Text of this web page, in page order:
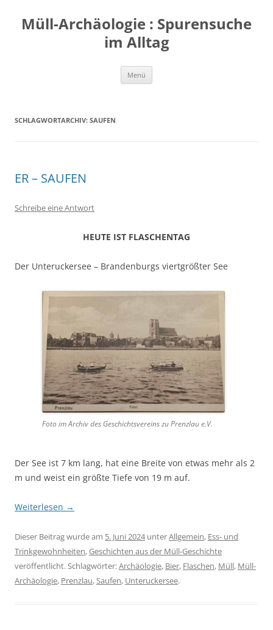
springen
Müll-Archäologie : Spurensuche
im Alltag
Menü
SCHLAGWORTARCHIV: SAUFEN
ER – SAUFEN
Schreibe eine Antwort
HEUTE IST FLASCHENTAG
Der Unteruckersee – Brandenburgs viertgrößter See
Foto im Archiv des Geschichtsvereins zu Prenzlau e.V.
Der See ist 7 km lang, hat eine Breite von etwas mehr als 2
m und weist ein größte Tiefe von 19 m auf.
Weiterlesen →
Dieser Beitrag wurde am 5. Juni 2024unterAllgemein, Ess- und
Trinkgewohnheiten,Geschichten aus der Müll-Geschichte
veröffentlicht. Schlagwörter:Archäologie, Bier, Flaschen, Müll, Müll-
Archäologie, Prenzlau,Saufen, Unteruckersee.